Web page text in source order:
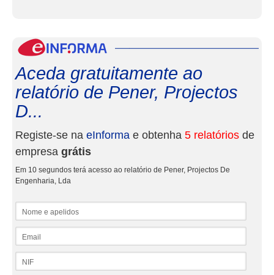
Aceda gratuitamente ao
relatório de Pener, Projectos
D...
Registe-se na eInforma e obtenha 5 relatórios de
empresa grátis
Em 10 segundos terá acesso ao relatório de Pener, Projectos De
Engenharia, Lda